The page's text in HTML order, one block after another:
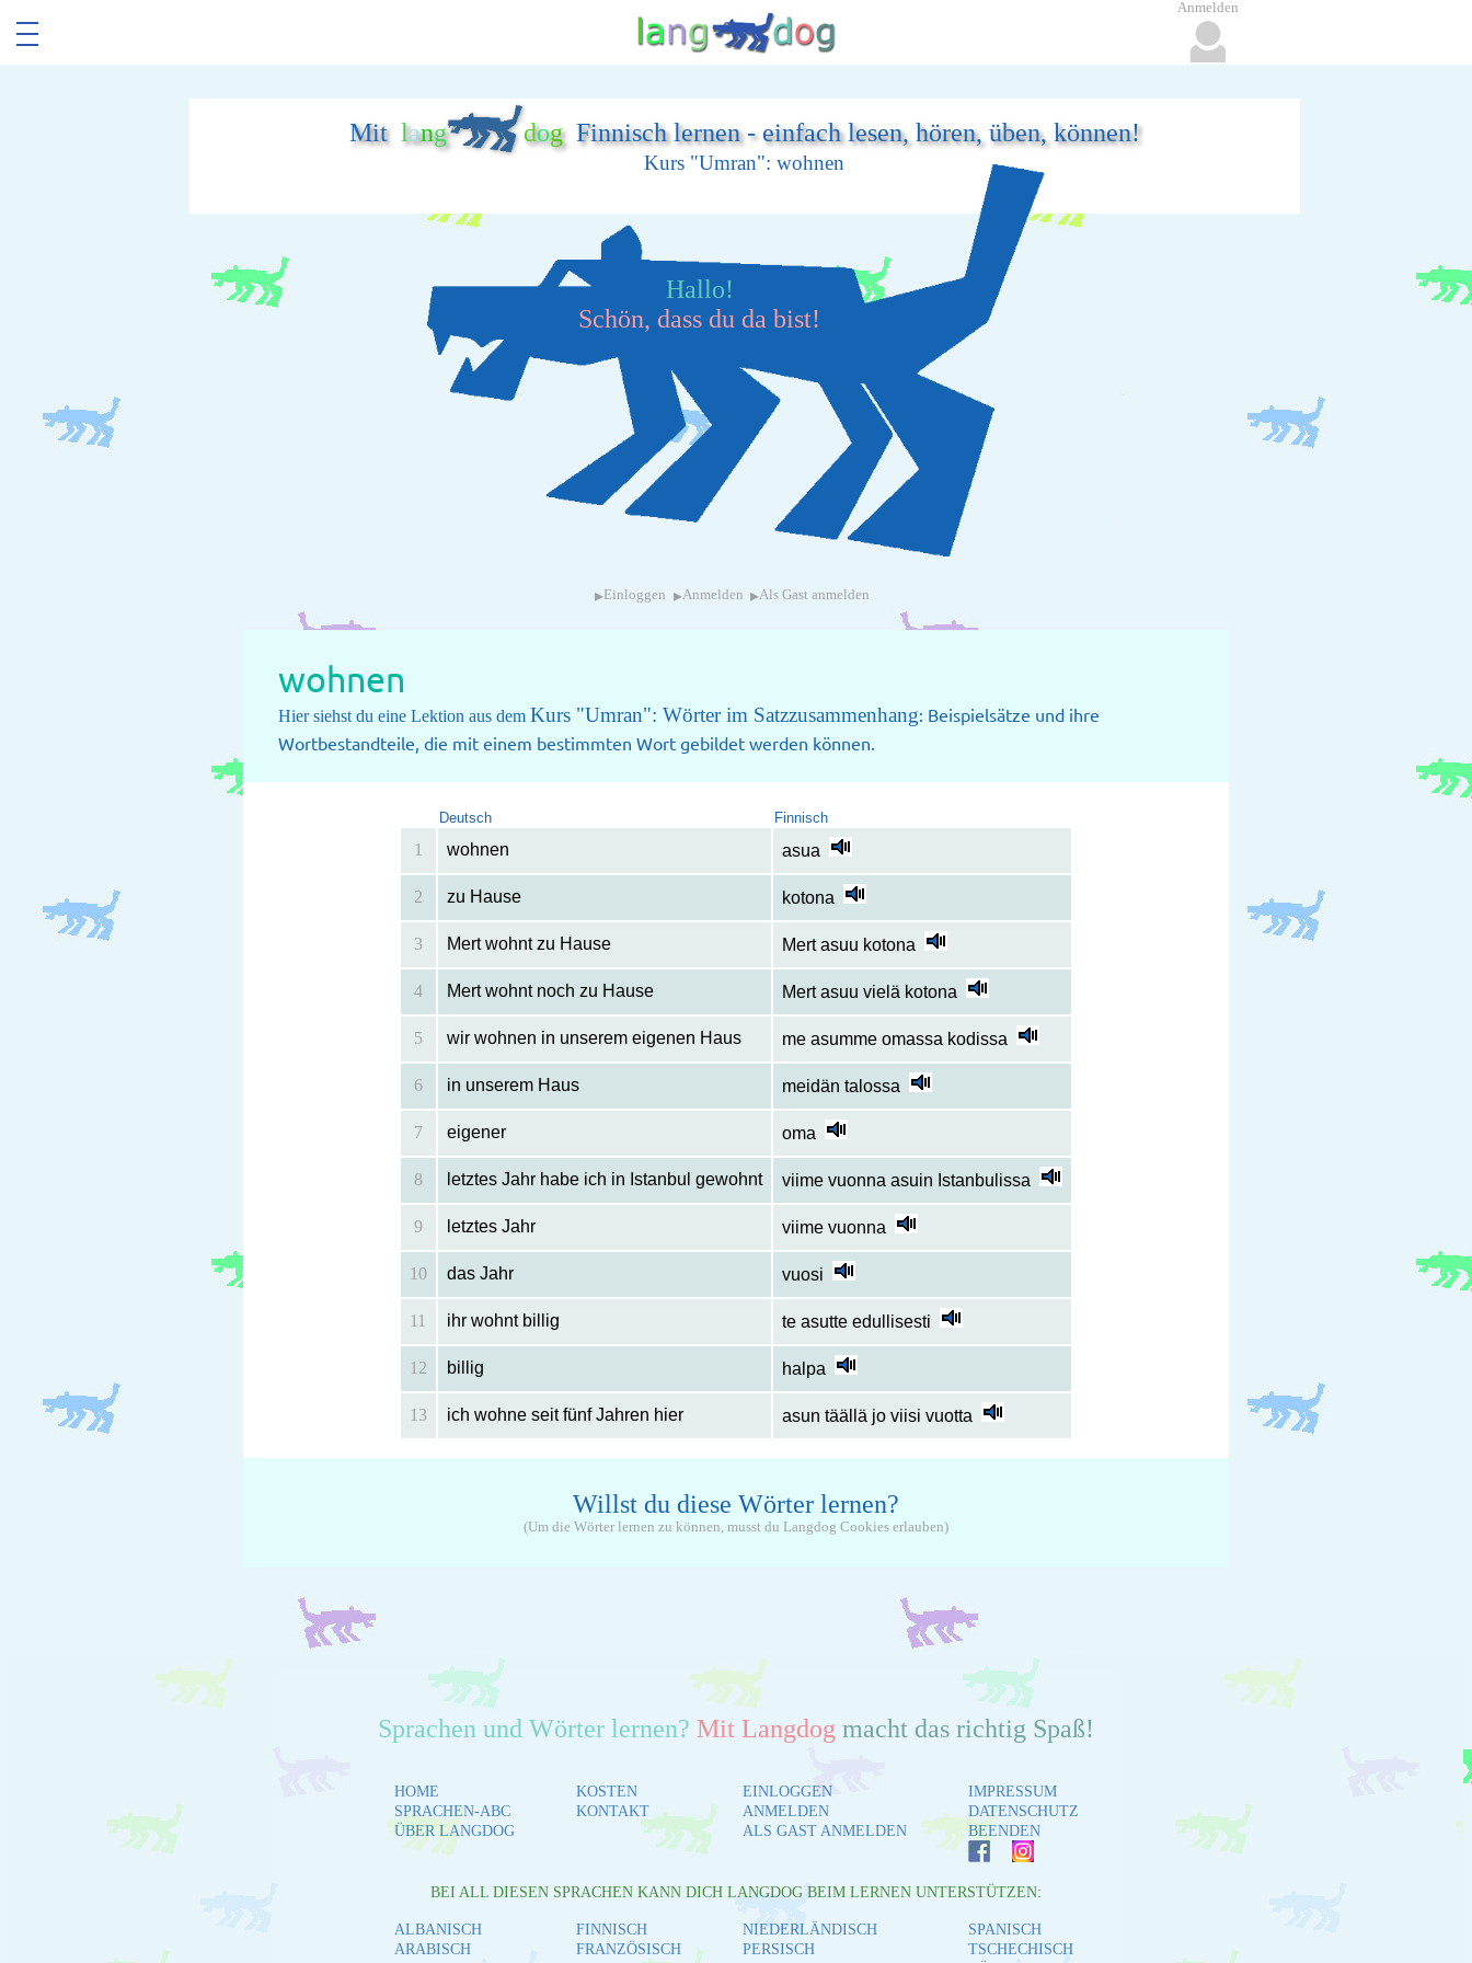
Mit lang dogFinnisch lernen - einfach lesen, hören, üben, können!
Kurs "Umran": wohnen
Hallo!
Schön, dass du da bist!
▸ Einloggen ▸Anmelden ▸Als Gast anmelden
wohnen
Hier siehst du eine Lektion aus dem Kurs "Umran": Wörter im Satzzusammenhang: Beispielsätze und ihre
Wortbestandteile, die mit einem bestimmten Wort gebildet werden können.
Deutsch Finnisch
1 wohnen asua
2 zu Hause kotona
3 Mert wohnt zu Hause Mert asuu kotona
4 Mert wohnt noch zu Hause Mert asuu vielä kotona
5 wir wohnen in unserem eigenen Haus me asumme omassa kodissa
6 in unserem Haus meidän talossa
7 eigener oma
8 letztes Jahr habe ich in Istanbul gewohnt viime vuonna asuin Istanbulissa
9 letztes Jahr viime vuonna
10 das Jahr vuosi
11 ihr wohnt billig te asutte edullisesti
12 billig halpa
13 ich wohne seit fünf Jahren hier asun täällä jo viisi vuotta
Willst du diese Wörter lernen?
(Um die Wörter lernen zu können, musst du Langdog Cookies erlauben)
Sprachen und Wörter lernen? Mit Langdog macht das richtig Spaß!
HOME
SPRACHEN-ABC
ÜBER LANGDOG
KOSTEN
KONTAKT
EINLOGGEN
ANMELDEN
ALS GAST ANMELDEN
IMPRESSUM
DATENSCHUTZ
BEENDEN
BEI ALL DIESEN SPRACHEN KANN DICH LANGDOG BEIM LERNEN UNTERSTÜTZEN:
ALBANISCH
ARABISCH
FINNISCH
FRANZÖSISCH
NIEDERLÄNDISCH
PERSISCH
SPANISCH
TSCHECHISCH
Anmelden